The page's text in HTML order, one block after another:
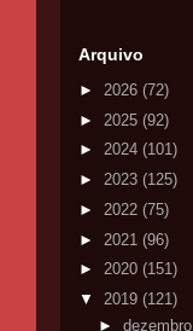
Arquivo
► 2026 (72)
► 2025 (92)
► 2024 (101)
► 2023 (125)
► 2022 (75)
► 2021 (96)
► 2020 (151)
▼ 2019 (121)
► dezembro